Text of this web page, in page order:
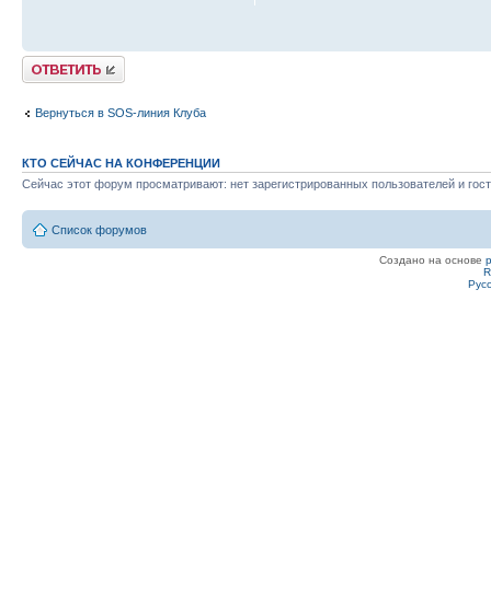
Ответить
Вернуться в SOS-линия Клуба
КТО СЕЙЧАС НА КОНФЕРЕНЦИИ
Сейчас этот форум просматривают: нет зарегистрированных пользователей и
Список форумов
Создано на основе